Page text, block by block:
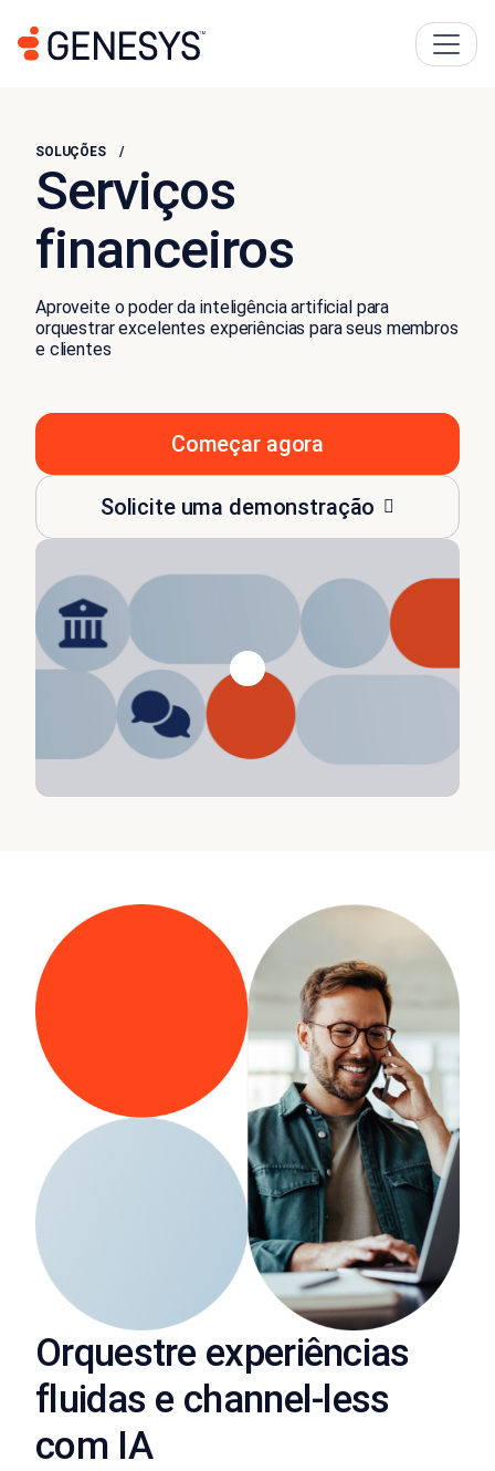
SOLUÇÕES
Serviços
financeiros
Aproveite o poder da inteligência artificial para
orquestrar excelentes experiências para seus membros
e clientes
Começar agora
Solicite uma demonstração
Orquestre experiências
fluidas e channel-less
com IA